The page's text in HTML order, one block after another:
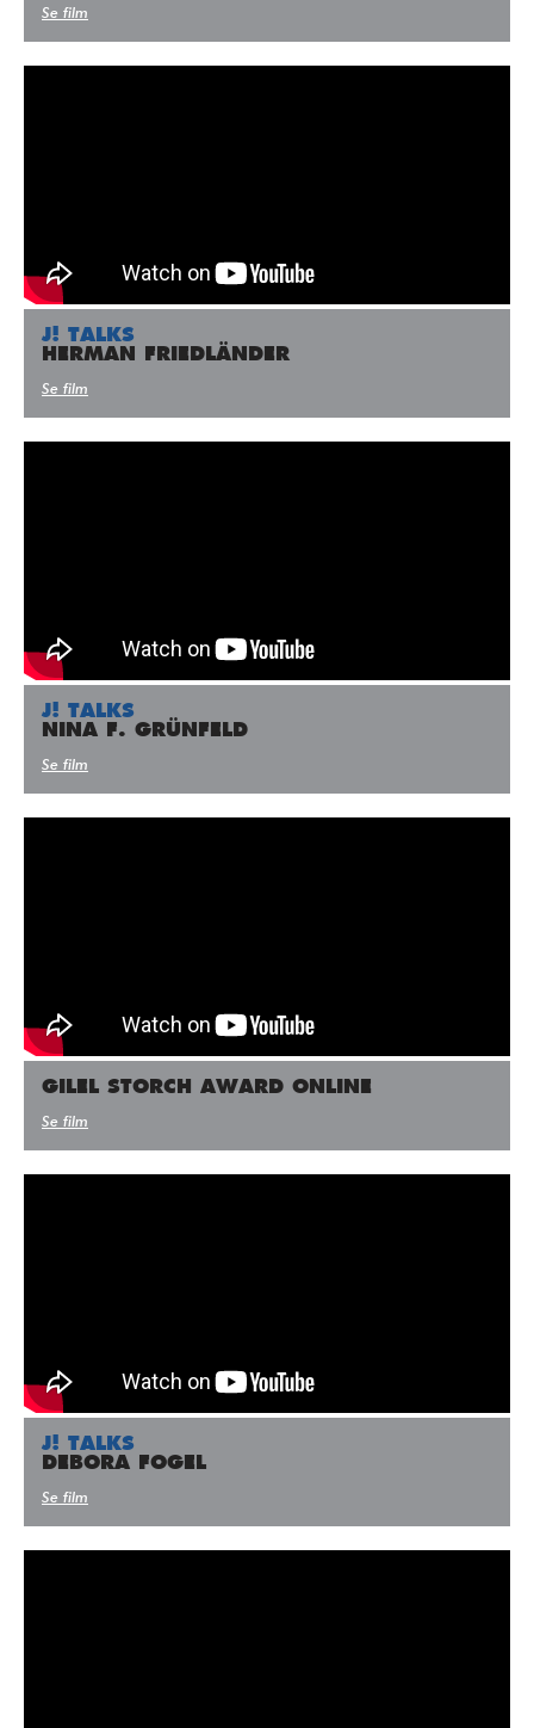
Se film
J! TALKS
HERMAN FRIEDLÄNDER
Se film
J! TALKS
NINA F. GRÜNFELD
Se film
GILEL STORCH AWARD ONLINE
Se film
J! TALKS
DEBORA FOGEL
Se film